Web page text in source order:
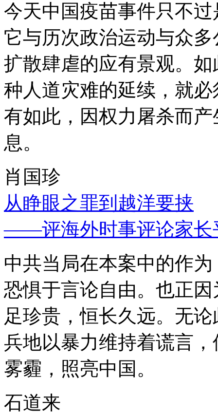
今天中国疫苗事件只不
它与历次政治运动与众
扩散肆虐的应有景观。
种人道灾难的延续，就
有如此，因权力屠杀而
息。
肖国珍
从睁眼之罪到越洋要挟
——评海外时事评论家长
中共当局在本案中的作
恐惧于言论自由。也正
足珍贵，恒长久远。无
兵地以暴力维持着谎言
雾霾，照亮中国。
石道来